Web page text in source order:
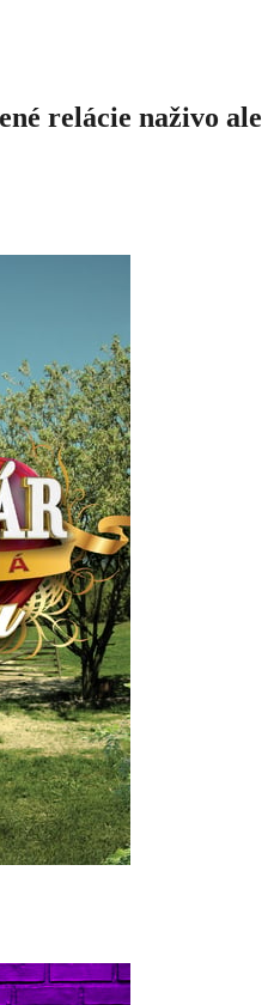
relácie naživo ale